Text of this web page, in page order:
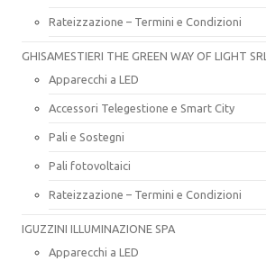
Rateizzazione – Termini e Condizioni
GHISAMESTIERI THE GREEN WAY OF LIGHT SRL
Apparecchi a LED
Accessori Telegestione e Smart City
Pali e Sostegni
Pali fotovoltaici
Rateizzazione – Termini e Condizioni
IGUZZINI ILLUMINAZIONE SPA
Apparecchi a LED